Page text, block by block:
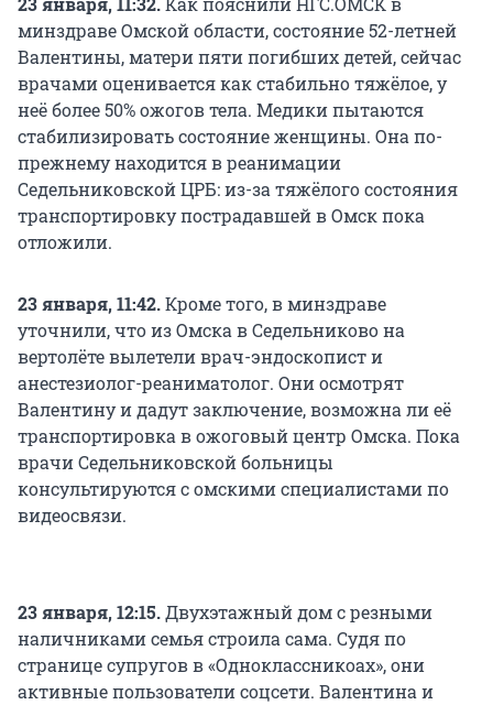
минздраве Омской области, состояние 52-летней
Валентины, матери пяти погибших детей, сейчас
врачами оценивается как стабильно тяжёлое, у
неё более 50% ожогов тела. Медики пытаются
стабилизировать состояние женщины. Она по-
прежнему находится в реанимации
Седельниковской ЦРБ: из-за тяжёлого состояния
транспортировку пострадавшей в Омск пока
отложили.
23 января, 11:42.Кроме того, в минздраве
уточнили, что из Омска в Седельниково на
вертолёте вылетели врач-эндоскопист и
анестезиолог-реаниматолог. Они осмотрят
Валентину и дадут заключение, возможна ли её
транспортировка в ожоговый центр Омска. Пока
врачи Седельниковской больницы
консультируются с омскими специалистами по
видеосвязи.
23 января, 12:15.Двухэтажный дом с резными
наличниками семья строила сама. Судя по
странице супругов в «Одноклассникоах», они
активные пользователи соцсети. Валентина и